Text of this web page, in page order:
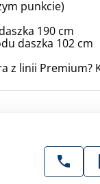
punkcie)
190 cm
daszka 102 cm
z linii Premium?